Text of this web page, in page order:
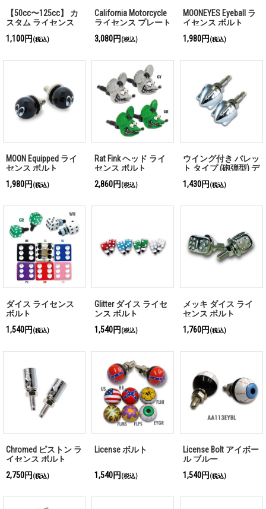
【50cc〜125cc】 カ
スタム ライセンス
フォー スモール モ
ック
1,100円 (税込)
California Motorcycle
ライセンス プレート
3,080円 (税込)
MOONEYES Eyeball ラ
イセンス ボルト
1,980円 (税込)
MOON Equipped ライ
センス ボルト
1,980円 (税込)
Rat Fink ヘッド ライ
センス ボルト
2,860円 (税込)
ウイング付き バレッ
ト タイプ (砲弾型) デ
メッキ
1,430円 (税込)
ダイス ライセンス
ボルト
1,540円 (税込)
Glitter ダイス ライセ
ンス ボルト
1,540円 (税込)
メッキ ダイス ライ
センス ボルト
1,760円 (税込)
Chromed ピストン ラ
イセンス ボルト
2,750円 (税込)
License ボルト
1,540円 (税込)
License Bolt アイボー
ル ブルー
1,540円 (税込)